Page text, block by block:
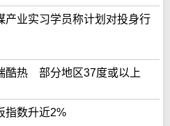
产业实习学员称计划对投身行
酷热 部分地区37度或以上
数升近2%